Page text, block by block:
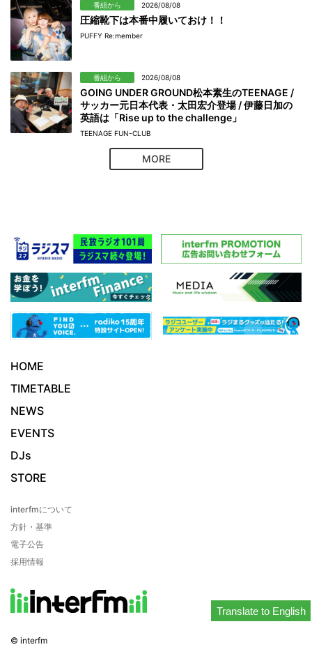
番組から 2026/08/08
圧縮靴下は本番中履いておけ！！
PUFFY Re:member
番組から 2026/08/08
GOING UNDER GROUND松本素生のTEENAGE /
サッカー元日本代表・太田宏介登場 / 伊藤日加の
英語は「Rise up to the challenge」
TEENAGE FUN-CLUB
MORE
Translate to English
HOME
TIMETABLE
NEWS
EVENTS
DJs
STORE
interfmについて
方針・基準
電子公告
採用情報
© interfm